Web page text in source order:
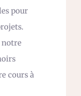
pour
notre
cours à